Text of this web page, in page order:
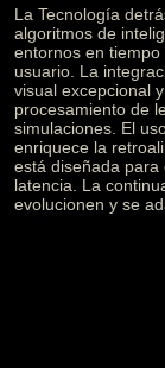
La Tecnología
algoritmos de
entornos en
usuario. La
visual excepcional
procesamiento de
simulaciones. El
enriquece la
está diseñada para
latencia. La
evolucionen y se